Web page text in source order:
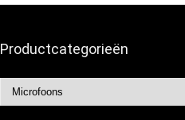
Productcategorieën